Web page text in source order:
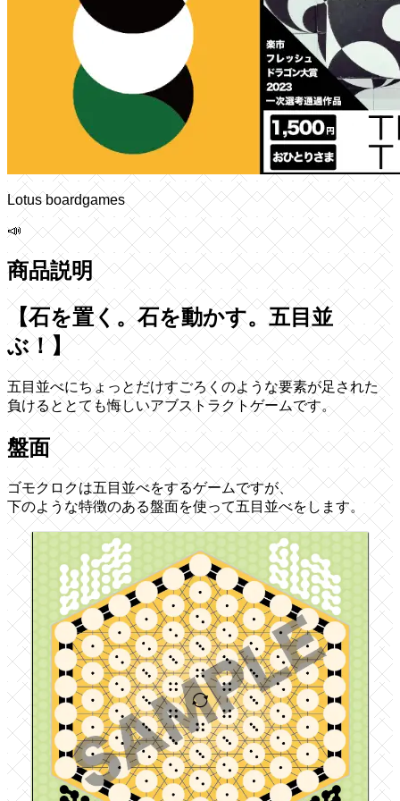
Lotus boardgames
📣
商品説明
【石を置く。石を動かす。五目並
ぶ！】
五目並べにちょっとだけすごろくのような要素が足された
負けるととても悔しいアブストラクトゲームです。
盤面
ゴモクロクは五目並べをするゲームですが、
下のような特徴のある盤面を使って五目並べをします。